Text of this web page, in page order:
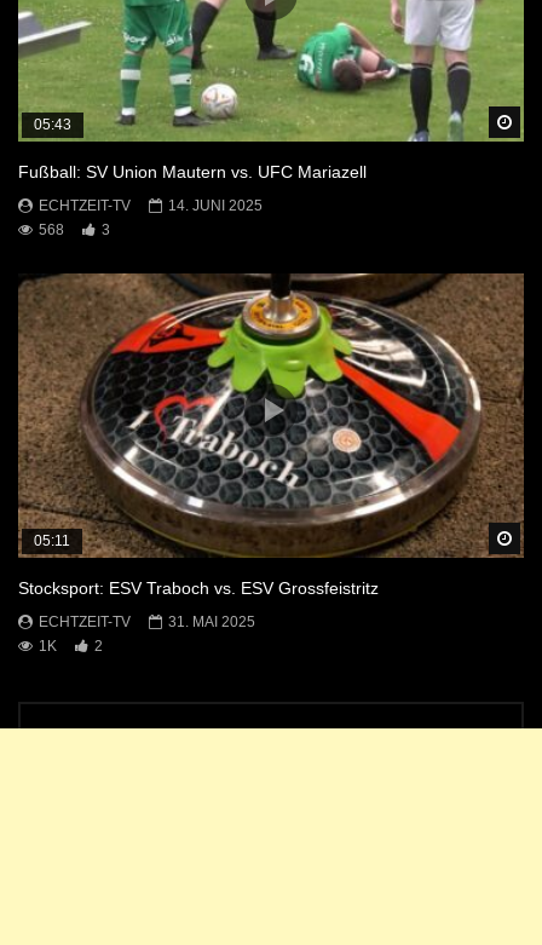
05:43
Fußball: SV Union Mautern vs. UFC Mariazell
ECHTZEIT-TV
14. JUNI 2025
568
3
05:11
Stocksport: ESV Traboch vs. ESV Grossfeistritz
ECHTZEIT-TV
31. MAI 2025
1K
2